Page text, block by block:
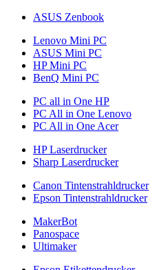
ASUS Zenbook
Lenovo Mini PC
ASUS Mini PC
HP Mini PC
BenQ Mini PC
PC all in One HP
PC All in One Lenovo
PC All in One Acer
HP Laserdrucker
Sharp Laserdrucker
Canon Tintenstrahldrucker
Epson Tintenstrahldrucker
MakerBot
Panospace
Ultimaker